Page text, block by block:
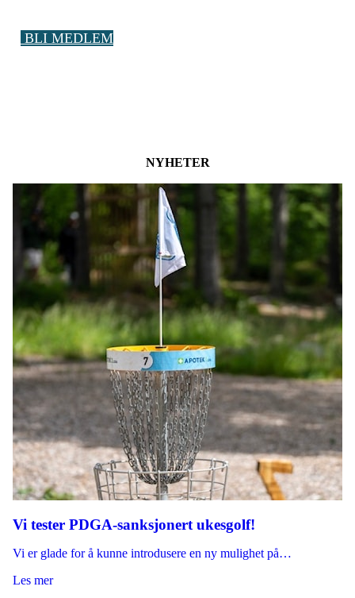
BLI MEDLEM
NYHETER
Vi tester PDGA-sanksjonert ukesgolf!
Vi er glade for å kunne introdusere en ny mulighet på…
Les mer